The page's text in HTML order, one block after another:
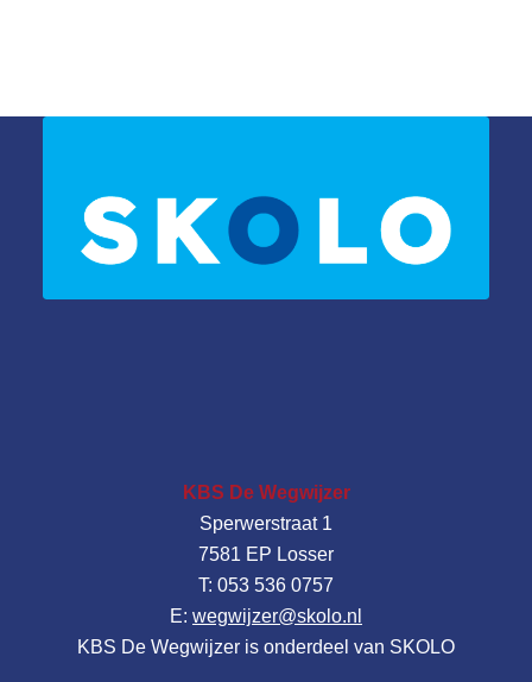
KBS De Wegwijzer
Sperwerstraat 1
7581 EP Losser
T: 053 536 0757
E: wegwijzer@skolo.nl
KBS De Wegwijzer is onderdeel van SKOLO